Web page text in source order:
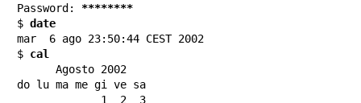
Password: ********
$ date
mar  6 ago 23:50:44 CEST 2002
$ cal
do lu ma me gi ve sa